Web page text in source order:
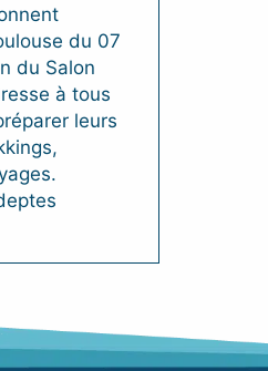
du 07
du Salon
à tous
leurs